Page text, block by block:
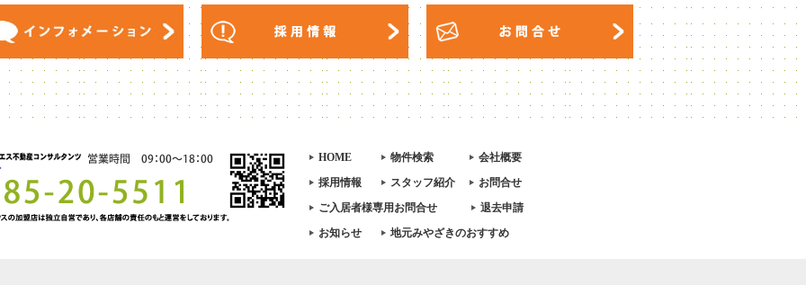
HOME 物件検索
会社概要
採用情報
スタッフ紹介
お問合せ
ご入居者様専用お問合せ
退去申請
お知らせ
地元みやざきのおすすめ